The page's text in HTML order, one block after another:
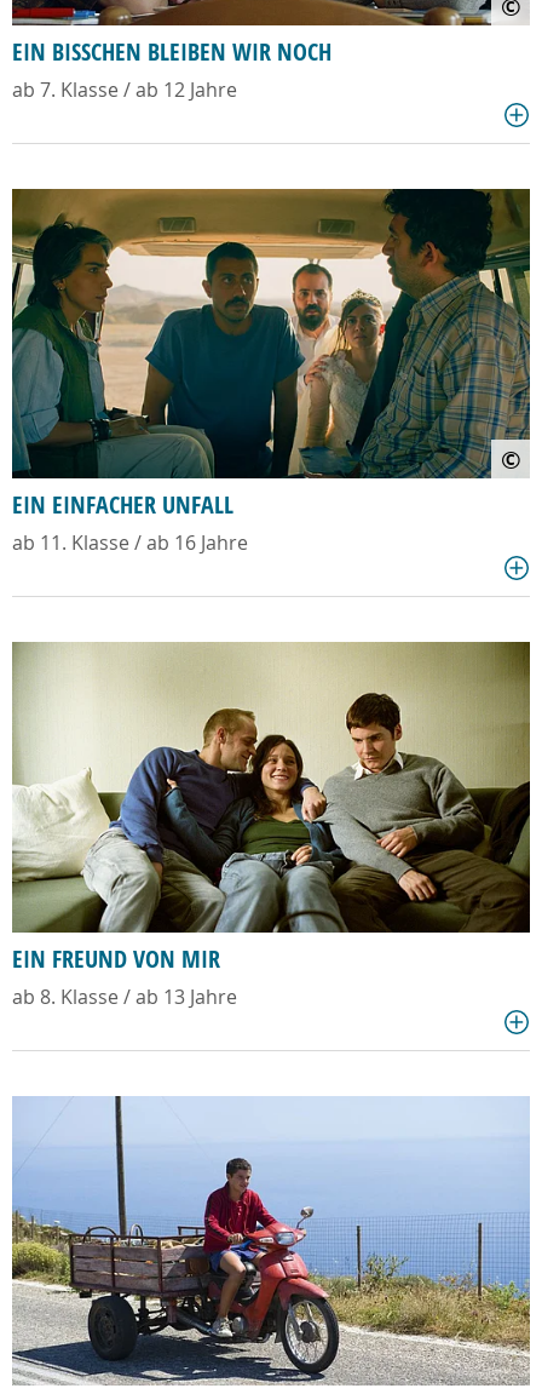
EIN BISSCHEN BLEIBEN WIR NOCH
ab 7. Klasse / ab 12 Jahre
©
EIN EINFACHER UNFALL
ab 11. Klasse / ab 16 Jahre
EIN FREUND VON MIR
ab 8. Klasse / ab 13 Jahre